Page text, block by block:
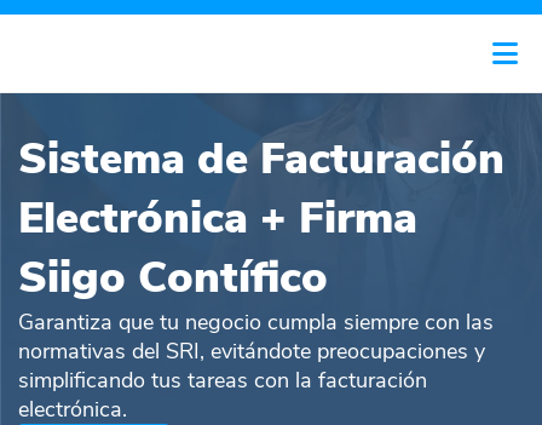
Sistema de Facturación
Electrónica + Firma
Siigo Contífico
Garantiza que tu negocio cumpla siempre con las
normativas del SRI, evitándote preocupaciones y
simplificando tus tareas con la facturación
electrónica.